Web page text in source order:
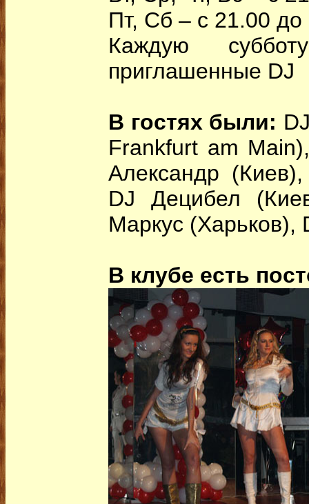
Пт, Сб – с 21.00 до
Каждую
приглашенные DJ
В гостях были:
Frankfurt am
Александр
DJ Децибел
Маркус
В клубе есть